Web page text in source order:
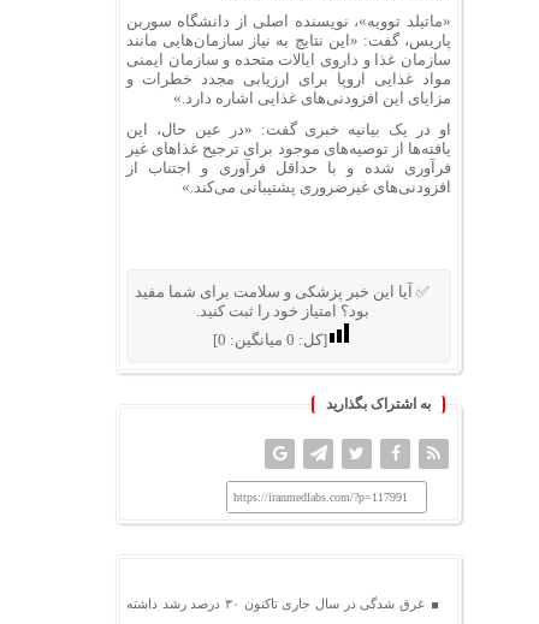
«ماتیلد توویه»، نویسنده اصلی از دانشگاه سوربن
پاریس، گفت: «این نتایج به نیاز سازمان‌هایی مانند
سازمان غذا و داروی ایالات متحده و سازمان ایمنی
مواد غذایی اروپا برای ارزیابی مجدد خطرات و
مزایای این افزودنی‌های غذایی اشاره دارد.»
او در یک بیانیه خبری گفت: «در عین حال، این
یافته‌ها از توصیه‌های موجود برای ترجیح غذاهای غیر
فرآوری شده و با حداقل فرآوری و اجتناب از
افزودنی‌های غیرضروری پشتیبانی می‌کند.»
✅ آیا این خبر پزشکی و سلامت برای شما مفید
بود؟ امتیاز خود را ثبت کنید.
[کل: 0میانگین: 0
]
به اشتراک بگذارید
https://iranmedlabs.com/?p=117991
غرق شدگی در سال جاری تاکنون ۳۰ درصد رشد داشته